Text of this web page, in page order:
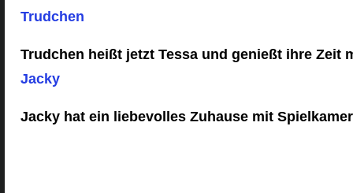
Trudchen
Trudchen heißt jetzt Tessa und genießt ihre Zeit
Jacky
Jacky hat ein liebevolles Zuhause mit